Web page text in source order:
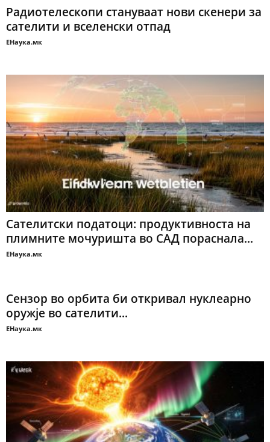
Радиотелескопи стануваат нови скенери за
сателити и вселенски отпад
ЕНаука.мк
Сателитски податоци: продуктивноста на
плимните мочуришта во САД пораснала...
ЕНаука.мк
Сензор во орбита би откривал нуклеарно
оружје во сателити...
ЕНаука.мк